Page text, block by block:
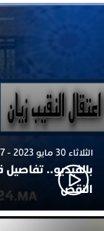
الثلاثاء 30 مايو 2023 - 2:17
بالفيديو..
النقض